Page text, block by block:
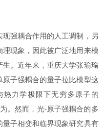
强耦合作用的人工调制，另
现象，因此被广泛地用来模
。近年来，重庆大学张瑜瑜
子强耦合的量子拉比模型这
力学极限下无穷多原子的
。然而，光-原子强耦合的多
子相变和临界现象研究具有